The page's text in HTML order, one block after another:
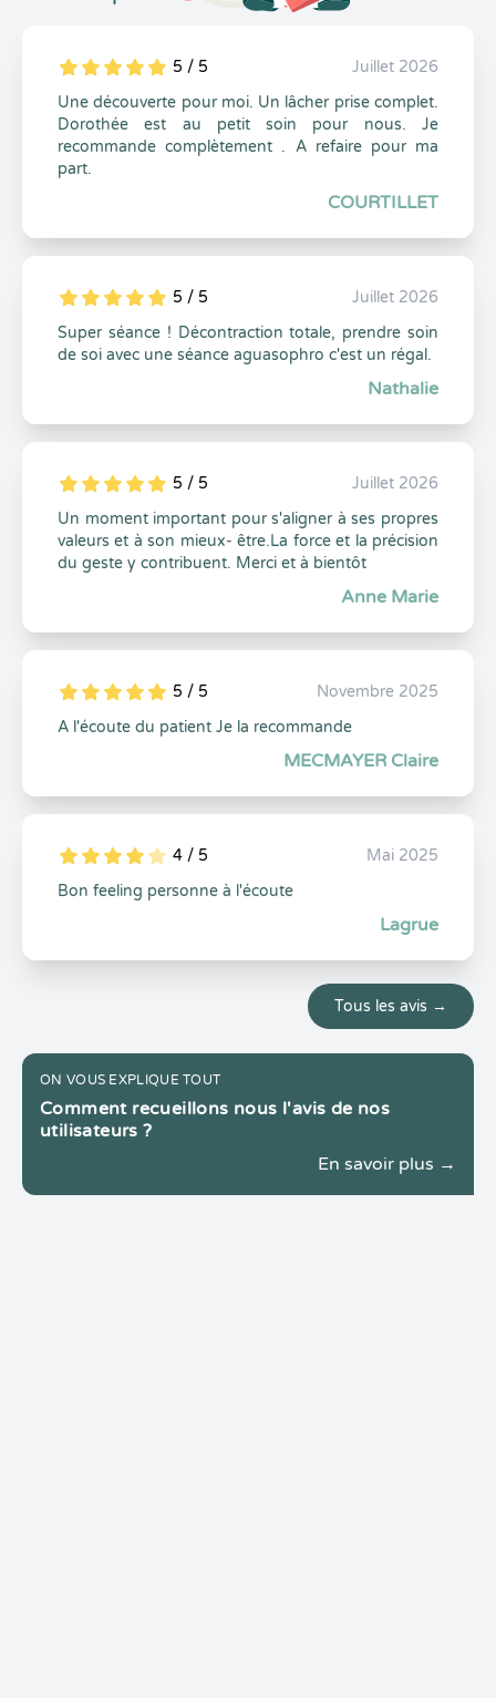
5
1
5
0 5 / 5
Juillet 2026
Une découverte pour moi. Un lâcher prise complet.
Dorothée est au petit soin pour nous. Je
recommande complètement . A refaire pour ma
part.
COURTILLET
5
1
5
0 5 / 5
Juillet 2026
Super séance ! Décontraction totale, prendre soin
de soi avec une séance aguasophro c'est un régal.
Nathalie
5
1
5
0 5 / 5
Juillet 2026
Un moment important pour s'aligner à ses propres
valeurs et à son mieux- être.La force et la précision
du geste y contribuent. Merci et à bientôt
Anne Marie
5
1
5
0 5 / 5
Novembre 2025
A l'écoute du patient Je la recommande
MECMAYER Claire
5
1
4
0 4 / 5
Mai 2025
Bon feeling personne à l'écoute
Lagrue
Tous les avis →
ON VOUS EXPLIQUE TOUT
Comment recueillons nous l'avis de nos
utilisateurs ?
En savoir plus →